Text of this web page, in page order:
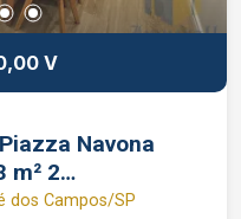
V
Navona
m² 2
dos Campos/SP